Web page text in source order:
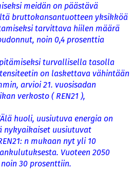
meidän on päästävä
bruttokansantuotteen yksikköä
tarvittava hiilen määrä
noin 0,4 prosenttia
turvallisella tasolla
on laskettava vähintään
arvioi 21. vuosisadan
verkosto ( REN21 ),
huoli, uusiutuva energia on
nykyaikaiset uusiutuvat
n mukaan nyt yli 10
Vuoteen 2050
30 prosenttiin.